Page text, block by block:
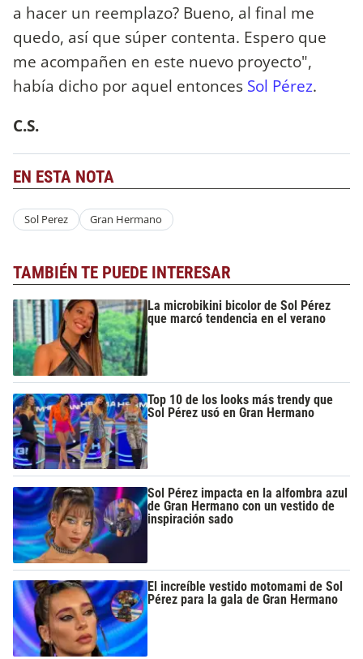
a hacer un reemplazo? Bueno, al final me
quedo, así que súper contenta. Espero que
me acompañen en este nuevo proyecto",
había dicho por aquel entonces Sol Pérez.
C.S.
EN ESTA NOTA
Sol Perez Gran Hermano
TAMBIÉN TE PUEDE INTERESAR
La microbikini bicolor de Sol Pérez
que marcó tendencia en el verano
Top 10 de los looks más trendy que
Sol Pérez usó en Gran Hermano
Sol Pérez impacta en la alfombra azul
de Gran Hermano con un vestido de
inspiración sado
El increíble vestido motomami de Sol
Pérez para la gala de Gran Hermano